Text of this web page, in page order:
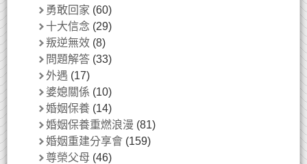
勇敢回家 (60)
十大信念 (29)
叛逆無效 (8)
問題解答 (33)
外遇 (17)
婆媳關係 (10)
婚姻保養 (14)
婚姻保養重燃浪漫 (81)
婚姻重建分享會 (159)
尊榮父母 (46)